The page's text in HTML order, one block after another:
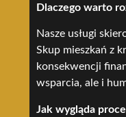
Dlaczego warto
Nasze usługi
Skup mieszkań z
konsekwencji
wsparcia, ale i
Jak wygląda